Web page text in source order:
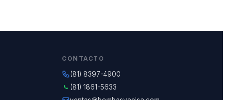
CONTACTO
(81) 8397-4900
(81) 1861-5633